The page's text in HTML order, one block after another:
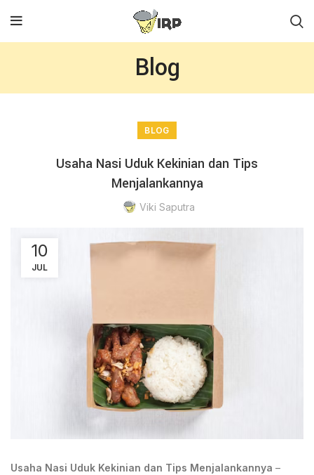
Blog
BLOG
Usaha Nasi Uduk Kekinian dan Tips
Menjalankannya
Viki Saputra
10
JUL
Usaha Nasi Uduk Kekinian dan Tips Menjalankannya –